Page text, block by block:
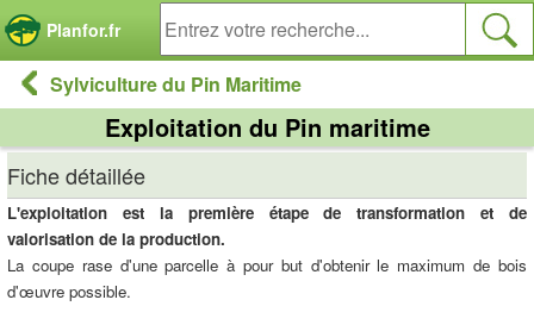
Planfor.fr
Sylviculture du Pin Maritime
Exploitation du Pin maritime
Fiche détaillée
L'exploitation est la première étape de transformation et de
valorisation de la production.
La coupe rase d'une parcelle à pour but d'obtenir le maximum de bois
d'œuvre possible.
Panneau de gestion des cookies